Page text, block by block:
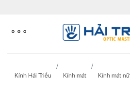
content
Kính Hải Triều Kính mát Kính mát nữ